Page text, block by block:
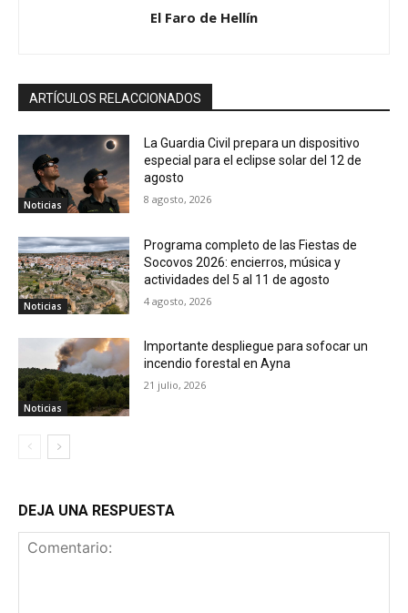
El Faro de Hellín
ARTÍCULOS RELACCIONADOS
Noticias
La Guardia Civil prepara un dispositivo
especial para el eclipse solar del 12 de
agosto
8 agosto, 2026
Noticias
Programa completo de las Fiestas de
Socovos 2026: encierros, música y
actividades del 5 al 11 de agosto
4 agosto, 2026
Noticias
Importante despliegue para sofocar un
incendio forestal en Ayna
21 julio, 2026
DEJA UNA RESPUESTA